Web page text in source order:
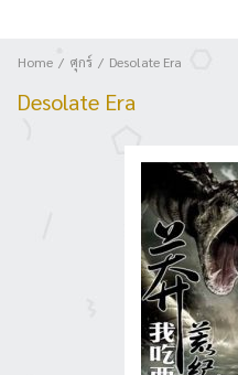
Home ศุกร์ Desolate Era
Desolate Era